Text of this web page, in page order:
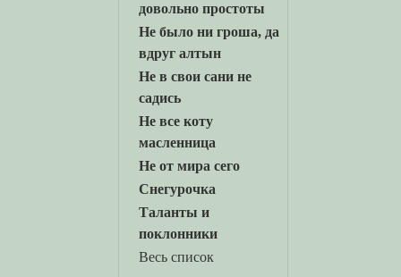
довольно простоты
Не было ни гроша, да
вдруг алтын
Не в свои сани не
садись
Не все коту
масленница
Не от мира сего
Снегурочка
Таланты и
поклонники
Весь список